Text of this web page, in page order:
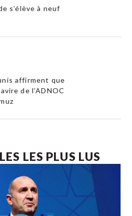
s’élève à neuf
affirment que
de l’ADNOC
LES PLUS LUS